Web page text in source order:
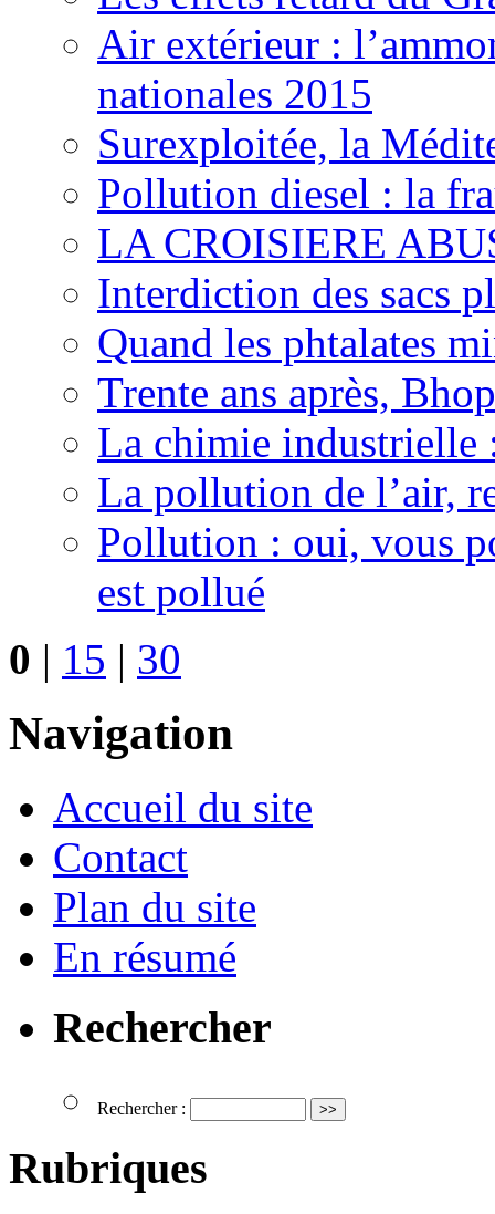
Air extérieur :
nationales 2015
Surexploitée, la
Pollution diesel : la
LA CROISIERE
Interdiction des sacs
Quand les phtalates
Trente ans après,
La chimie industrielle
La pollution de l’air,
Pollution : oui, vous
est pollué
0 | 15 | 30
Navigation
Accueil du site
Contact
Plan du site
En résumé
Rechercher
Rechercher :
Rubriques